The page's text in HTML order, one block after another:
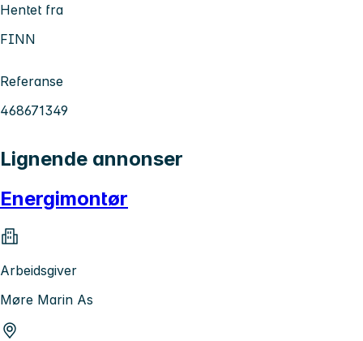
Hentet fra
FINN
Referanse
468671349
Lignende annonser
Energimontør
Arbeidsgiver
Møre Marin As